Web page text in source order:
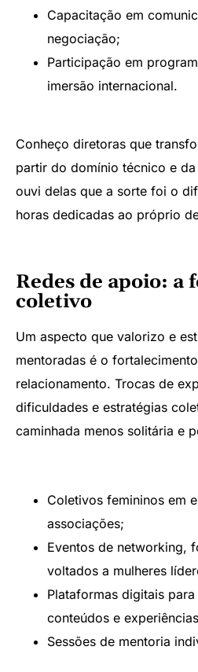
Capacitação em
negociação;
Participação em
imersão internacional.
Conheço diretoras que
partir do domínio técnico e
ouvi delas que a sorte foi o
horas dedicadas ao próprio
Redes de apoio: a
coletivo
Um aspecto que valorizo e
mentoradas é o
relacionamento. Trocas de
dificuldades e estratégias
caminhada menos solitária e
Coletivos femininos em
associações;
Eventos de networking,
voltados a mulheres
Plataformas digitais
conteúdos e
Sessões de mentoria